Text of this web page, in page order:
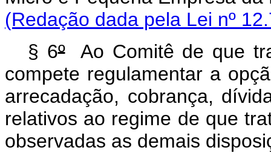
(Redação dada pela Lei nº
§ 6ºAo Comitê de que
compete regulamentar a
arrecadação, cobrança,
relativos ao regime de que
observadas as demais